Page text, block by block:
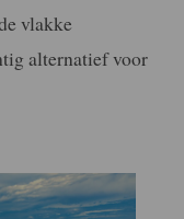
vlakke
alternatief voor